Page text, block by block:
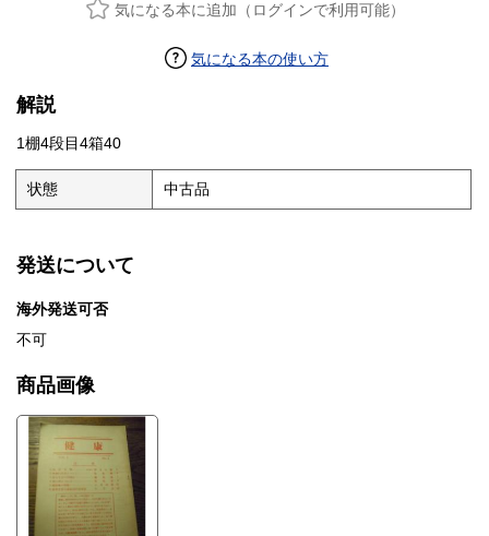
気になる本に追加（ログインで利用可能）
気になる本の使い方
解説
1棚4段目4箱40
状態 中古品
発送について
海外発送可否
不可
商品画像